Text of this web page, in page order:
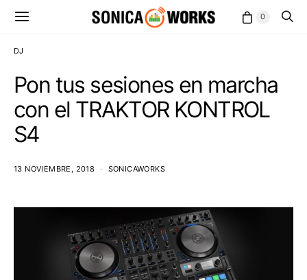
0
DJ
Pon tus sesiones en marcha
con el TRAKTOR KONTROL
S4
13 NOVIEMBRE, 2018 SONICAWORKS